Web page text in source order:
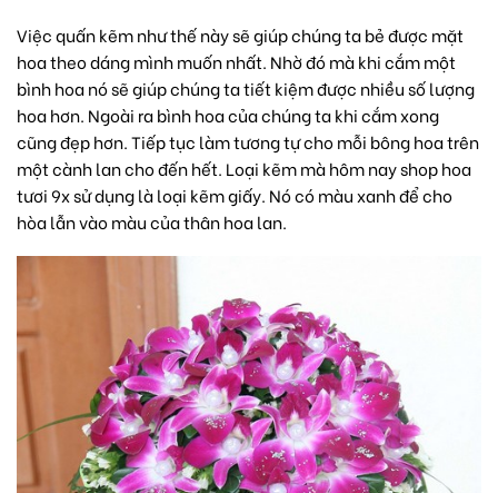
Việc quấn kẽm như thế này sẽ giúp chúng ta bẻ được mặt
hoa theo dáng mình muốn nhất. Nhờ đó mà khi cắm một
bình hoa nó sẽ giúp chúng ta tiết kiệm được nhiều số lượng
hoa hơn. Ngoài ra bình hoa của chúng ta khi cắm xong
cũng đẹp hơn. Tiếp tục làm tương tự cho mỗi bông hoa trên
một cành lan cho đến hết. Loại kẽm mà hôm nay shop hoa
tươi 9x sử dụng là loại kẽm giấy. Nó có màu xanh để cho
hòa lẫn vào màu của thân hoa lan.